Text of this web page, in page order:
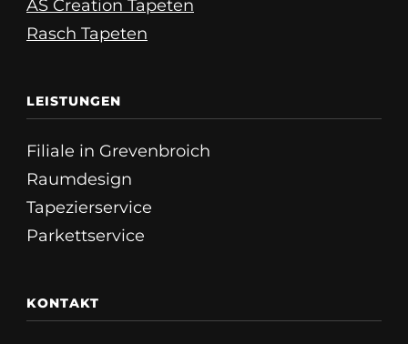
AS Creation Tapeten
Rasch Tapeten
LEISTUNGEN
Filiale in Grevenbroich
Raumdesign
Tapezierservice
Parkettservice
KONTAKT